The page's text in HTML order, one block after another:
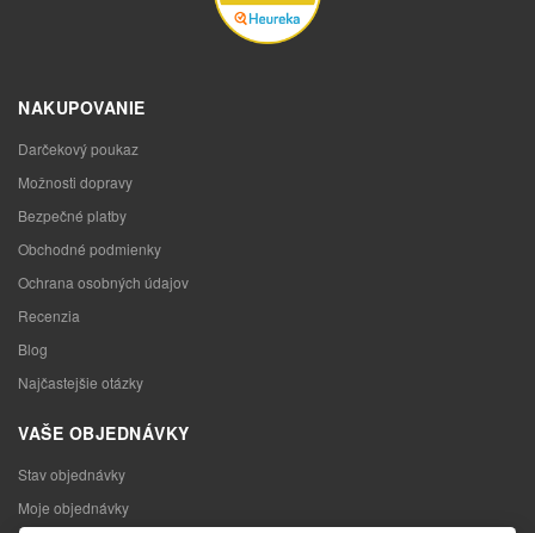
NAKUPOVANIE
Darčekový poukaz
Možnosti dopravy
Bezpečné platby
Obchodné podmienky
Ochrana osobných údajov
Recenzia
Blog
Najčastejšie otázky
VAŠE OBJEDNÁVKY
Stav objednávky
Moje objednávky